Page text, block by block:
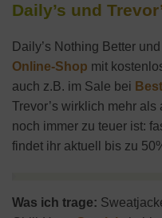
Daily’s und
Daily’s Nothing Better
Online-Shop mit
auch z.B. im Sale bei
Trevor’s wirklich mehr
noch immer zu teuer ist:
findet ihr aktuell bis zu
Was ich trage: